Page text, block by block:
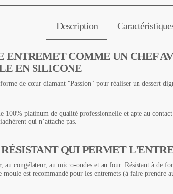
Description
ENTREMET COMME UN CHEF
EN SILICONE
de cœur diamant "Passion" pour réaliser un dessert
100% platinum de qualité professionnelle et apte au
qui n’attache pas.
QUI PERMET
au congélateur, au micro-ondes et au four. Résistant à de
moule est recommandé pour les entremets (à faire prendre